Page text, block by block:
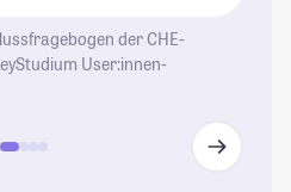
der CHE-
User:innen-